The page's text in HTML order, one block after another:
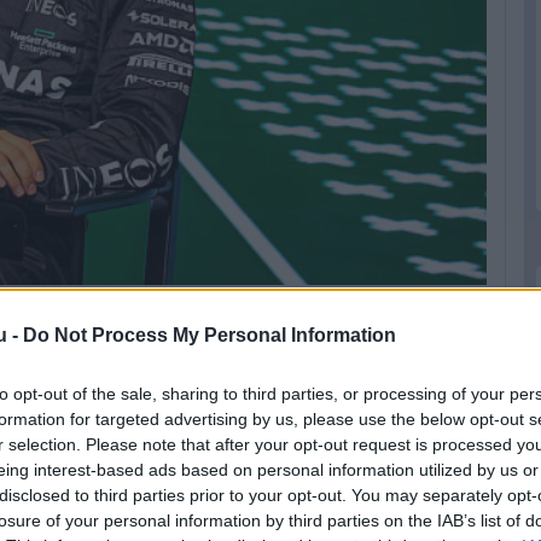
- Do Not Process My Personal Information
opt-out of the sale, sharing to third parties, or processing of your
for targeted advertising by us, please use the below opt-out
selection. Please note that after your opt-out request is processed
interest-based ads based on personal information utilized by us
to third parties prior to your opt-out. You may separately
of your personal information by third parties on the IAB’s list of
is. Úgy gondolom, Fernando büntetése
dobogós helyezést, de elfogadom
– folytatta Russell, aki a büntetés
ceremóniáról lemaradt, de a hivatalos
helyett.